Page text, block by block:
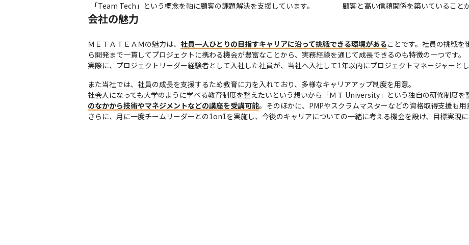
「Team Tech」という概念を軸に顧客の課題解決を支援しています。 顧客と高い信頼関係を築いていること
会社の魅力
ＭＥＴＡＴＥＡＭの魅力は、 社員一人ひとりの目指すキャリアに沿って挑戦できる環境があることです。社員の挑戦を
ら開発まで一貫してプロジェクトに携わる機会が豊富なことから、実務経験を通じて成長できるのも特徴の一つです。
実際に、プロジェクトリーダー経験者として入社した社員が、当社へ入社して1年以内にプロジェクトマネージャーとし
また当社では、社員の成長を支援するため教育に力を入れており、多様なキャリアアップ制度を用意。
社会人になっても大学のように学べる教育制度を整えたいという想いから「ＭＴ University」という独自の研修制度を
のなかから技術やマネジメントなどの講座を受講可能。そのほかに、PMPやスクラムマスターなどの資格取得支援も用
さらに、月に一度チームリーダーとの1on1を実施し、今後のキャリアについての一緒に考える機会を設け、目標実現に